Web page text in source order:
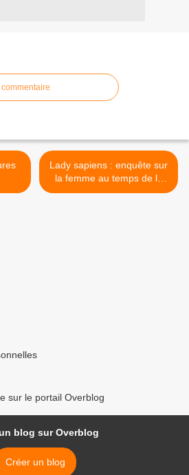
Lady sapiens : enquête sur
la femme au temps de la
préhistoire >
sur le portail Overblog
blog sur Overblog
Créer un blog